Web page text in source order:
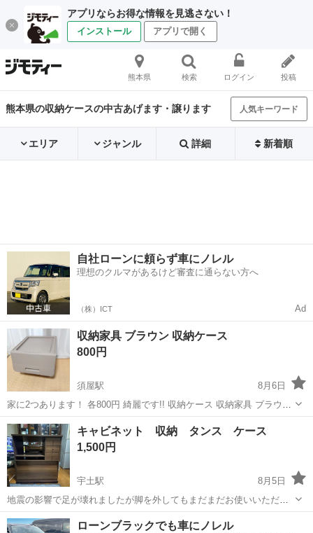
アプリならお得な情報を見逃さない！
インストール アプリで開く
熊本県 検索 ログイン 投稿
熊本県の収納ケースの中古あげます・譲ります 人気キーワード
エリア ジャンル 詳細 新着順
自社ローンに頼らず車にノレル
理想のクルマがあるけど審査に通らない方へ
（株）ICT Ad
収納家具 ブラウン 収納ケース
800円
須屋駅
8月6日
家に2つあります！ 各800円 綺麗です!! 収納ケース 収納家具 ブラウン
茶色
熊本 熊本市 須屋駅 収納家具
キャビネット 収納 タンス ケース
1,500円
宇土駅
8月5日
地震の影響で足が壊れましたが脚を外してもまだまだお使いいただけ
ると思い投稿しています。中古品にご理解ある方のみお願いします。
熊本 宇土市 宇土駅 収納家具
ローンブラックでも車にノレル